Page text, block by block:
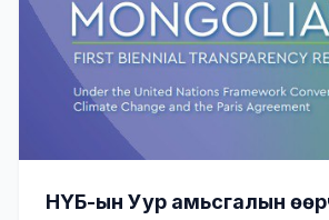
НҮБ-ын Уур амьсгалын